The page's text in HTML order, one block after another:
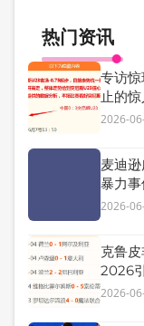
热门资讯
专访
止的
2026-
麦迪
暴力
2026-
克鲁
2026
2026-